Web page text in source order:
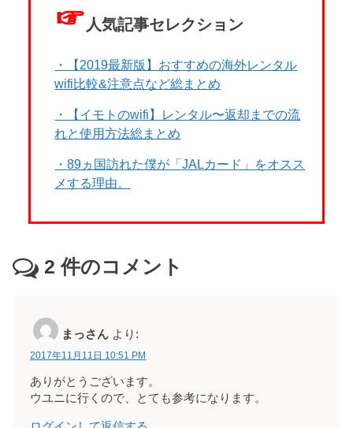
☞ 人気記事セレクション
・【2019最新版】おすすめの海外レンタル
wifi比較&注意点など総まとめ
・【イモトのwifi】レンタル〜返却までの流
れと使用方法総まとめ
・89ヵ国訪れた僕が「JALカード」をオスス
メする理由。
2 件のコメント
まっさん より:
2017年11月11日 10:51 PM
ありがとうございます。
ウユニに行くので、とても参考になります。